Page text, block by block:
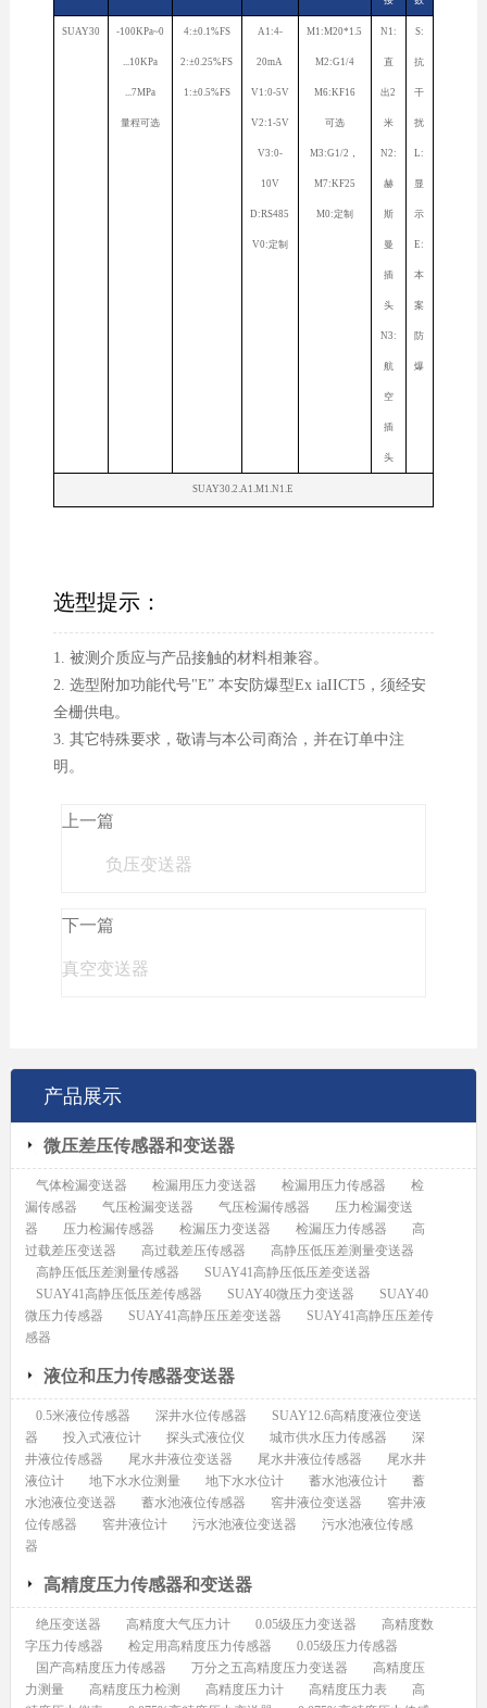
SUAY30 -100KPa~0
...10KPa
...7MPa
量程可选
4:±0.1%FS
2:±0.25%FS
1:±0.5%FS
A1:4-
20mA
V1:0-5V
V2:1-5V
V3:0-
10V
D:RS485
V0:定制
M1:M20*1.5
M2:G1/4
M6:KF16
可选
M3:G1/2，
M7:KF25
M0:定制
N1:
直
出2
米
N2:
赫
斯
曼
插
头
N3:
航
空
插
头
S:
抗
干
扰
L:
显
示
E:
本
案
防
爆
SUAY30.2.A1.M1.N1.E
选型提示：
1. 被测介质应与产品接触的材料相兼容。
2. 选型附加功能代号"E” 本安防爆型Ex iaIICT5，须经安
全栅供电。
3. 其它特殊要求，敬请与本公司商洽，并在订单中注
明。
上一篇
负压变送器
下一篇
真空变送器
产品展示
微压差压传感器和变送器
气体检漏变送器 检漏用压力变送器 检漏用压力传感器
检
漏传感器
气压检漏变送器 气压检漏传感器
压力检漏变送
器
压力检漏传感器 检漏压力变送器 检漏压力传感器
高
过载差压变送器
高过载差压传感器
高静压低压差测量变送器
高静压低压差测量传感器
SUAY41高静压低压差变送器
SUAY41高静压低压差传感器
SUAY40微压力变送器
SUAY40
微压力传感器
SUAY41高静压压差变送器
SUAY41高静压压差传
感器
液位和压力传感器变送器
0.5米液位传感器 深井水位传感器
SUAY12.6高精度液位变送
器
投入式液位计 探头式液位仪 城市供水压力传感器
深
井液位传感器
尾水井液位变送器 尾水井液位传感器
尾水井
液位计
地下水水位测量 地下水水位计 蓄水池液位计
蓄
水池液位变送器
蓄水池液位传感器 窖井液位变送器
窖井液
位传感器
窖井液位计 污水池液位变送器
污水池液位传感
器
高精度压力传感器和变送器
绝压变送器 高精度大气压力计 0.05级压力变送器
高精度数
字压力传感器
检定用高精度压力传感器
0.05级压力传感器
国产高精度压力传感器
万分之五高精度压力变送器
高精度压
力测量
高精度压力检测 高精度压力计 高精度压力表
高